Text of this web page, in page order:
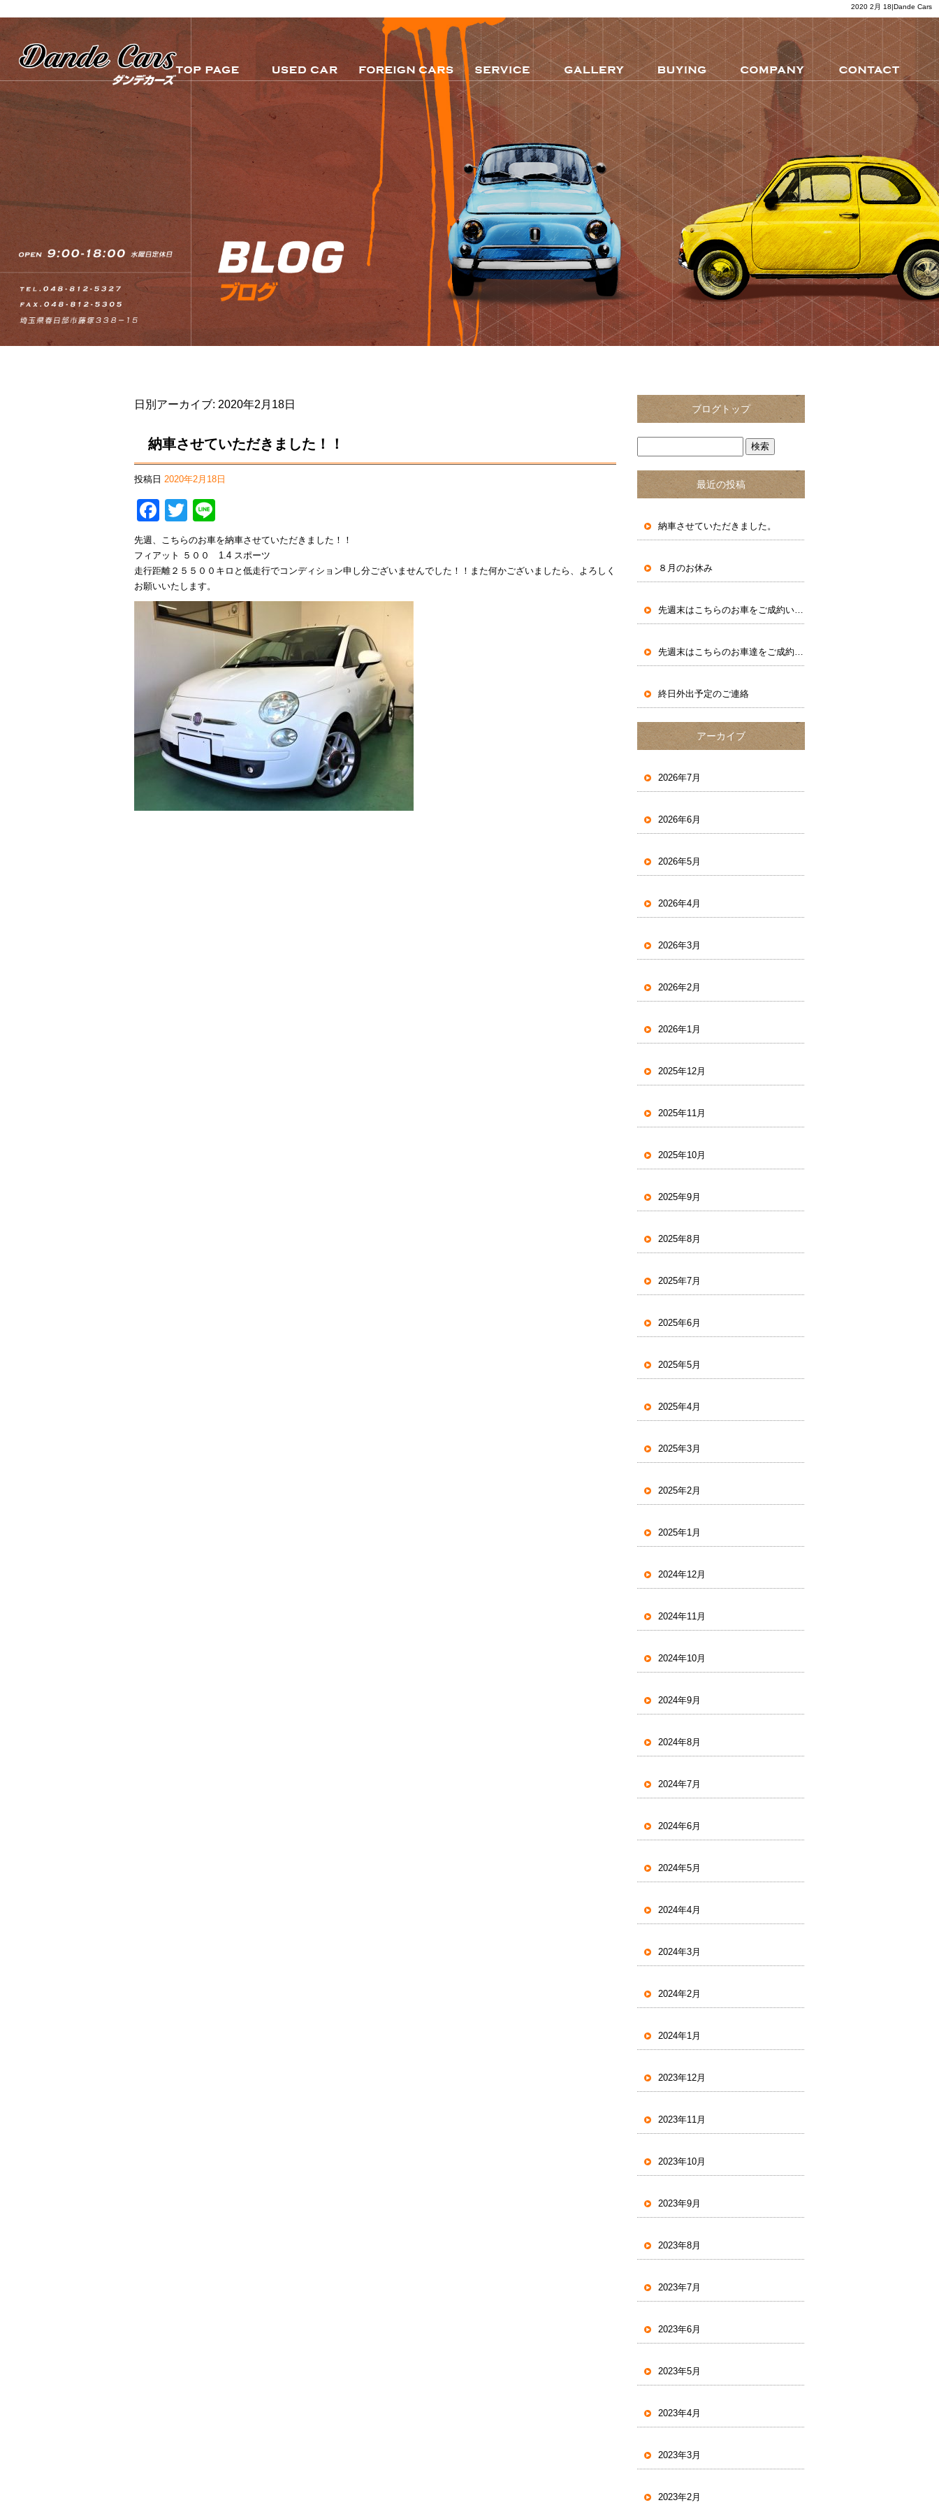
2020 2月 18|Dande Cars
日別アーカイブ: 2020年2月18日
納車させていただきました！！
投稿日 2020年2月18日
Facebook
Twitter
先週、こちらのお車を納車させていただきました！！
フィアット ５００ 1.4 スポーツ
走行距離２５５００キロと低走行でコンディション申し分ございませんでした！！また何かございましたら、よろしく
お願いいたします。
ブログトップ
最近の投稿
納車させていただきました。
８月のお休み
先週末はこちらのお車をご成約いただきました。
先週末はこちらのお車達をご成約いただきました。
終日外出予定のご連絡
アーカイブ
2026年7月
2026年6月
2026年5月
2026年4月
2026年3月
2026年2月
2026年1月
2025年12月
2025年11月
2025年10月
2025年9月
2025年8月
2025年7月
2025年6月
2025年5月
2025年4月
2025年3月
2025年2月
2025年1月
2024年12月
2024年11月
2024年10月
2024年9月
2024年8月
2024年7月
2024年6月
2024年5月
2024年4月
2024年3月
2024年2月
2024年1月
2023年12月
2023年11月
2023年10月
2023年9月
2023年8月
2023年7月
2023年6月
2023年5月
2023年4月
2023年3月
2023年2月